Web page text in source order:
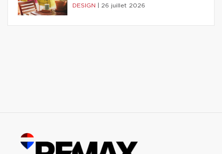
DESIGN 26 juillet 2026